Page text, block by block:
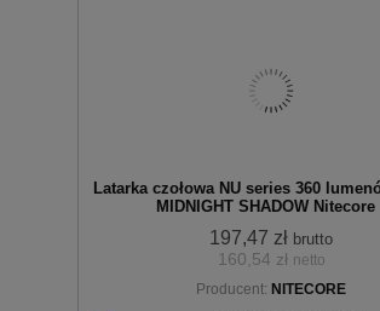
Latarka czołowa NU series 360
MIDNIGHT SHADOW Nitecore
197,47 zł brutto
160,54 zł netto
Producent: NITECORE